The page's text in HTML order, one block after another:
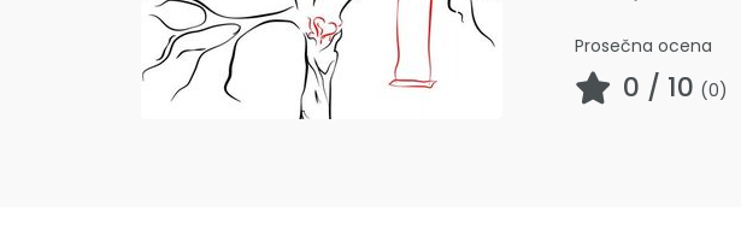
Prosečna ocena
0 / 10 (0)